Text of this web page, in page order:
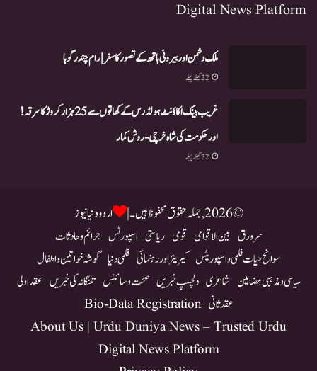
Digital News Platform
ملک دشمن اور بیرونی ہاتھ کے تصور کا سفر | رام چندر گوہا
22 گھنٹے پہلے
غریب بینک اکاؤنٹ ہولڈرس کے کھاتوں سے 25 ہزار کروڑ کا سرقہ!
اور حکومت کی شاہ خرچی-روش کمار
22 گھنٹے پہلے
© 2026, جملہ حقوق محفوظ ہیں۔ | اردو دنیا نیوز
سرورق بین الاقوامی قومی ریاستی اسپورٹس جرائم و حادثات
سوانح حیات فلمی و اسپوریٹس کیریئر اور رہنمائی فلمی دنیا گوشہ خواتین و اطفال
سیاسی و مذہبی مضامین شاعری دلچسپ خبریں صحت و سائنس تلنگانہ کی خبریں عقد اولی
عقد ثانی Bio-Data Registration
About Us | Urdu Duniya News – Trusted Urdu
Digital News Platform